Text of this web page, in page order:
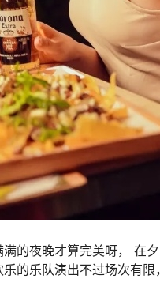
的夜晚才算完美呀， 在
的乐队演出不过场次有限